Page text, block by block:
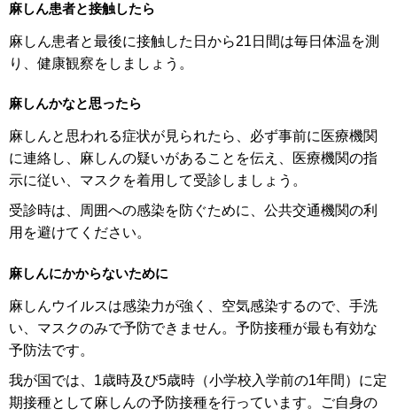
麻しん患者と接触したら
麻しん患者と最後に接触した日から21日間は毎日体温を測
り、健康観察をしましょう。
麻しんかなと思ったら
麻しんと思われる症状が見られたら、必ず事前に医療機関
に連絡し、麻しんの疑いがあることを伝え、医療機関の指
示に従い、マスクを着用して受診しましょう。
受診時は、周囲への感染を防ぐために、公共交通機関の利
用を避けてください。
麻しんにかからないために
麻しんウイルスは感染力が強く、空気感染するので、手洗
い、マスクのみで予防できません。予防接種が最も有効な
予防法です。
我が国では、1歳時及び5歳時（小学校入学前の1年間）に定
期接種として麻しんの予防接種を行っています。ご自身の